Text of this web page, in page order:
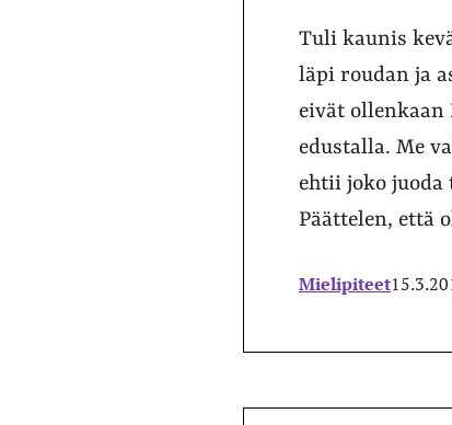
Tuli kaunis
läpi roudan ja
eivät
edustalla. Me
ehtii joko
Päättelen, että
Mielipiteet